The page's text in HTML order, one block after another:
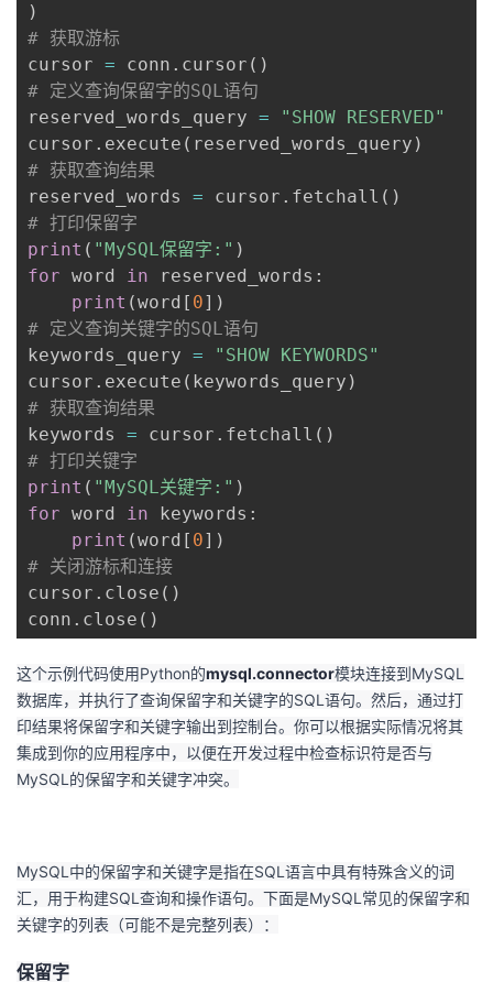
)
# 获取游标
cursor = conn . cursor ( )
# 定义查询保留字的SQL语句
reserved_words_query =
"SHOW RESERVED"
cursor . execute ( reserved_words_query )
# 获取查询结果
reserved_words = cursor . fetchall ( )
# 打印保留字
print ( "MySQL保留字:" )
for word in reserved_words :
print (word [ 0] )
# 定义查询关键字的SQL语句
keywords_query =
"SHOW KEYWORDS"
cursor . execute ( keywords_query )
# 获取查询结果
keywords = cursor . fetchall ( )
# 打印关键字
print ( "MySQL关键字:" )
for word in keywords :
print (word [ 0] )
# 关闭游标和连接
cursor . close ( )
conn . close ( )
这个示例代码使用Python的mysql.connector模块连接到MySQL
数据库，并执行了查询保留字和关键字的SQL语句。然后，通过打
印结果将保留字和关键字输出到控制台。你可以根据实际情况将其
集成到你的应用程序中，以便在开发过程中检查标识符是否与
MySQL的保留字和关键字冲突。
MySQL中的保留字和关键字是指在SQL语言中具有特殊含义的词
汇，用于构建SQL查询和操作语句。下面是MySQL常见的保留字和
关键字的列表（可能不是完整列表）：
保留字